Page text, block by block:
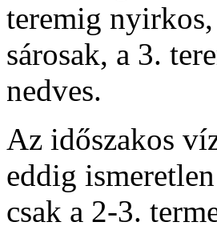
teremig
sárosak, a 3.
nedves.
Az időszakos
eddig
csak a 2-3.